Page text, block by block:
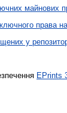
майнових
права
у
EPrints